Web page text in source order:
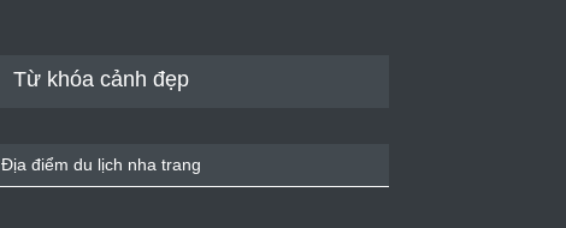
thực Italy
Từ khóa cảnh đẹp
Địa điểm du lịch nha trang